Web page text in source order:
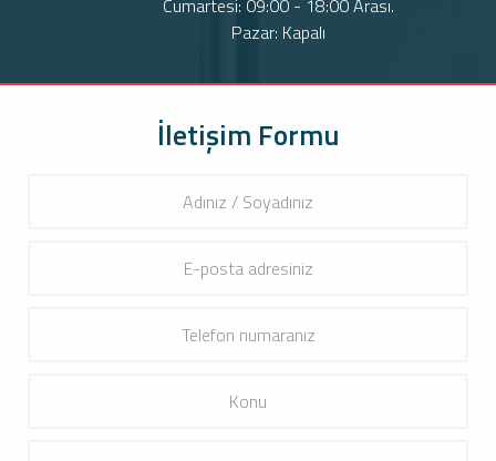
İletişim Formu
Cumartesi: 09:00 - 18:00 Arası.
Pazar: Kapalı